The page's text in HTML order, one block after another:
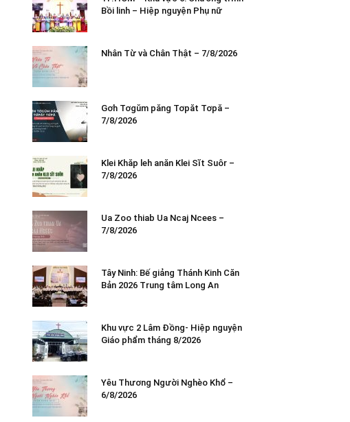
Bồi linh – Hiệp nguyện Phụ nữ
Nhân Từ và Chân Thật – 7/8/2026
Gơh Tơgŭm păng Tơpăt Tơpă –
7/8/2026
Klei Khăp leh anăn Klei Sĭt Suôr –
7/8/2026
Ua Zoo thiab Ua Ncaj Ncees –
7/8/2026
Tây Ninh: Bế giảng Thánh Kinh Căn
Bản 2026 Trung tâm Long An
Khu vực 2 Lâm Đồng- Hiệp nguyện
Giáo phẩm tháng 8/2026
Yêu Thương Người Nghèo Khổ –
6/8/2026